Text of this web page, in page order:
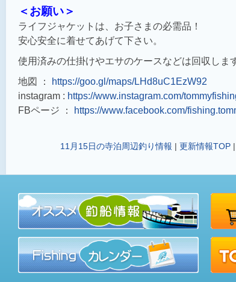
＜お願い＞
ライフジャケットは、お子さまの必需品！
安心安全に着せてあげて下さい。
使用済みの仕掛けやエサのケースなどは回収しま
地図 ：
https://goo.gl/maps/LHd8uC1EzW92
instagram : https://www.instagram.com/
FBページ ：
https://www.facebook.com/
11月15日の寺泊周辺釣り情報 | 更新情報TOP |